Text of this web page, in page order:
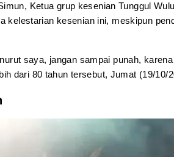
Ketua grup kesenian Tunggul
kelestarian kesenian ini, meskipun
saya, jangan sampai punah,
dari 80 tahun tersebut, Jumat (19/10/